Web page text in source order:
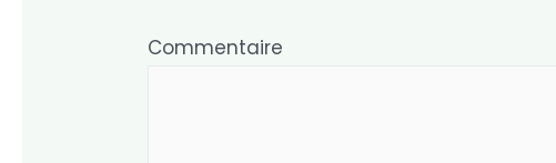
Commentaire